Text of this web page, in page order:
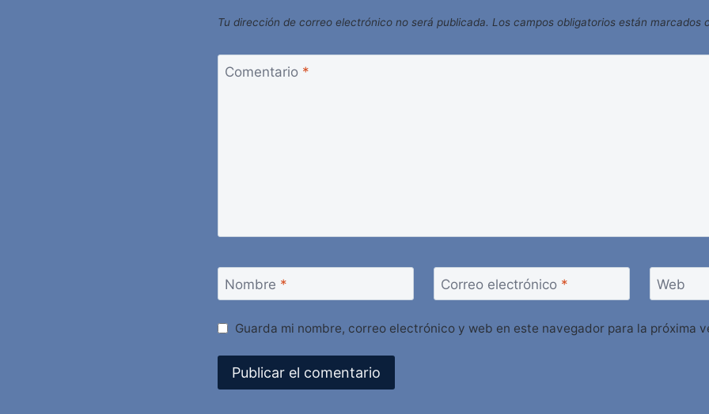
Tu dirección de correo electrónico no será publicada. Los campos obligatorios están marcados
Comentario *
Nombre * Correo electrónico * Web
Guarda mi nombre, correo electrónico y web en este navegador para la próxima